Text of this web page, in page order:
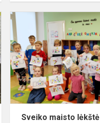
Veliuonos
Jaunieji
šauliai
Sveiko maisto lėkštė